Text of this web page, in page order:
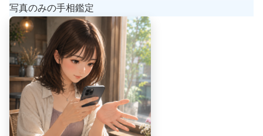
写真のみの手相鑑定